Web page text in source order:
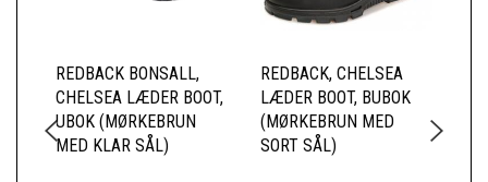
REDBACK BONSALL,
CHELSEA LÆDER BOOT,
UBOK (MØRKEBRUN
MED KLAR SÅL)
REDBACK, CHELSEA
LÆDER BOOT, BUBOK
(MØRKEBRUN MED
SORT SÅL)